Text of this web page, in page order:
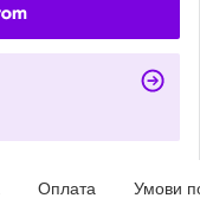
Оплата Умови